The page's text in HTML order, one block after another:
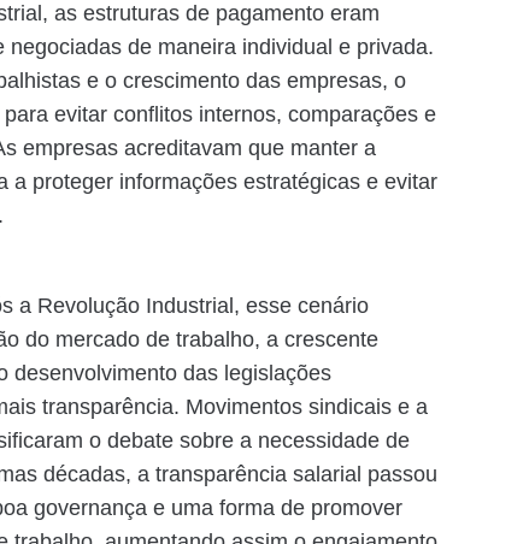
as estruturas de pagamento eram
de maneira individual e privada.
e o crescimento das empresas, o
evitar conflitos internos, comparações e
empresas acreditavam que manter a
a proteger informações estratégicas e evitar
a Revolução Industrial, esse cenário
do mercado de trabalho, a crescente
desenvolvimento das legislações
transparência. Movimentos sindicais e a
o debate sobre a necessidade de
décadas, a transparência salarial passou
governança e uma forma de promover